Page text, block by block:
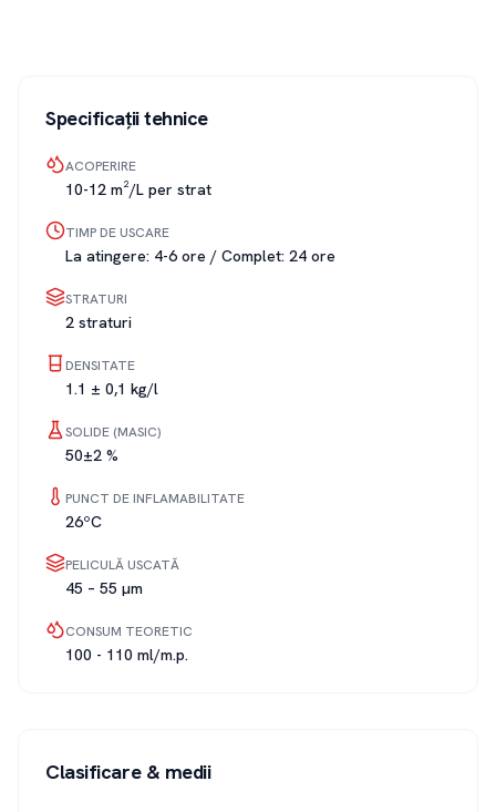
Specificații tehnice
ACOPERIRE
10-12 m²/L per strat
TIMP DE USCARE
La atingere: 4-6 ore / Complet: 24 ore
STRATURI
2 straturi
DENSITATE
1.1 ± 0,1 kg/l
SOLIDE (MASIC)
50±2 %
PUNCT DE INFLAMABILITATE
26ºC
PELICULĂ USCATĂ
45 – 55 µm
CONSUM TEORETIC
100 - 110 ml/m.p.
Clasificare & medii